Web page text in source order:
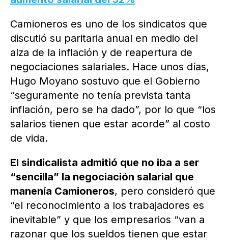
Camioneros es uno de los sindicatos que
discutió su paritaria anual en medio del
alza de la inflación y de reapertura de
negociaciones salariales. Hace unos días,
Hugo Moyano sostuvo que el Gobierno
“seguramente no tenía prevista tanta
inflación, pero se ha dado”, por lo que “los
salarios tienen que estar acorde” al costo
de vida.
El sindicalista admitió que no iba a ser
“sencilla” la negociación salarial que
manenía Camioneros, pero consideró que
“el reconocimiento a los trabajadores es
inevitable” y que los empresarios “van a
razonar que los sueldos tienen que estar